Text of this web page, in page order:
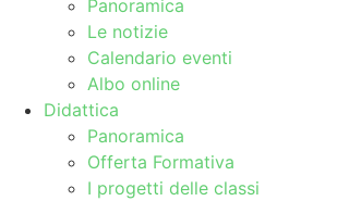
Panoramica
Le notizie
Calendario eventi
Albo online
Didattica
Panoramica
Offerta Formativa
I progetti delle classi